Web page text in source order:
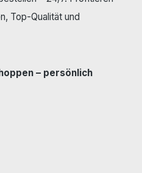
Top-Qualität und
– persönlich